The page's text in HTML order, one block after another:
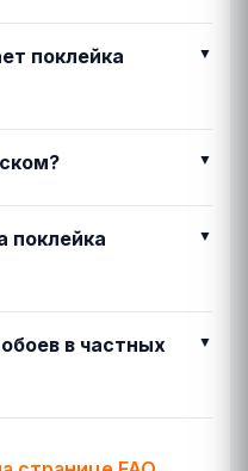
поклейка
поклейка
в частных